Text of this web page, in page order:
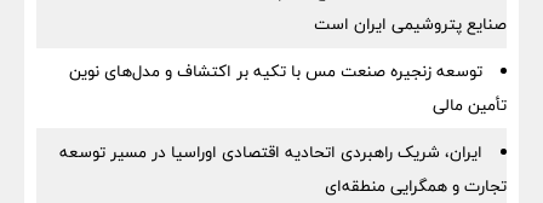
صنایع پتروشیمی ایران است
توسعه زنجیره صنعت مس با تکیه بر اکتشاف و مدل‌های نوین
تأمین مالی
ایران، شریک راهبردی اتحادیه اقتصادی اوراسیا در مسیر توسعه
تجارت و همگرایی منطقه‌ای